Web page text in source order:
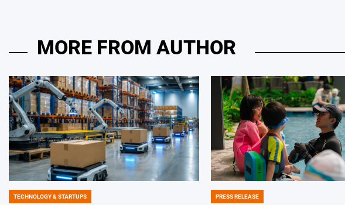
MORE FROM AUTHOR
POSTED
TECHNOLOGY & STARTUPS
POSTED
PRESS RELEASE